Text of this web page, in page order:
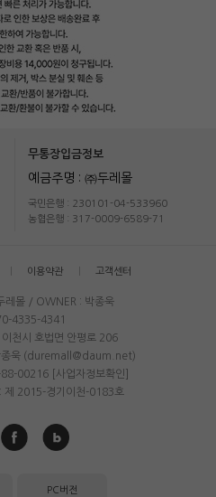
무통장입금정보
예금주명 : ㈜두레몰
국민은행 : 230101-04-533960
농협은행 : 317-0009-6589-71
이용약관 고객센터
레몰 / OWNER : 박종욱
4335-4341
천시 호법면 안평로 206
종욱 (duremall@daum.net)
88-00216
[사업자정보확인]
제 2015-경기이천-0183호
PC버전